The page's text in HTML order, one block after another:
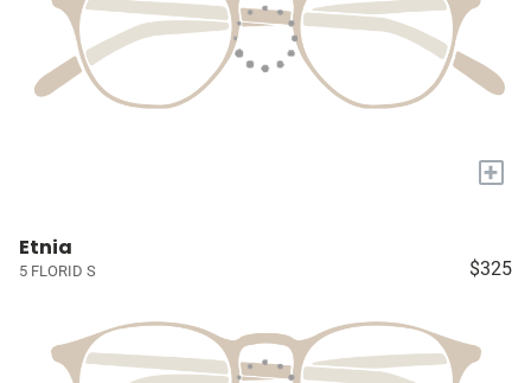
+
Etnia
5 FLORID S $325